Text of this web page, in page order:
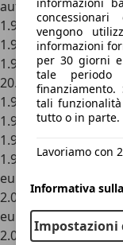
automatica SX Plus
1.9 turbodiesel cat
1.9 turbodiesel cat
1.9 turbodiesel cat
20.039 euro
1.9 turbodiesel SX
1.9 turbodiesel SX
1.9 turbodiesel VSX
1.9 turbodiesel/
euro
2.0 HDi/90CV cat SX
euro
2.0 TD HDi cat
vengono
informazioni
per 30 giorni
tale periodo
tali
tutto o in parte.
Lavoriamo con
Informativa
Impostazioni